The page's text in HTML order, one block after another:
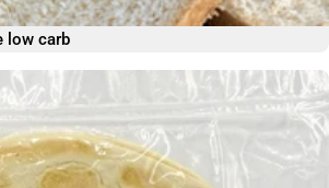
low carb